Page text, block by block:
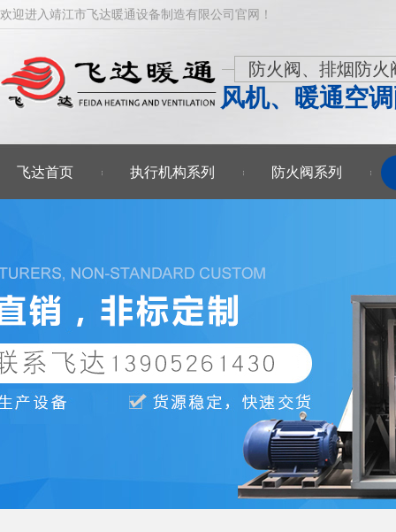
欢迎进入靖江市飞达暖通设备制造有限公司官网！
防火阀、排烟防
风机、暖通空
飞达首页 执行机构系列 防火阀系列